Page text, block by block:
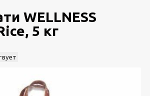
WELLNESS
5 кг